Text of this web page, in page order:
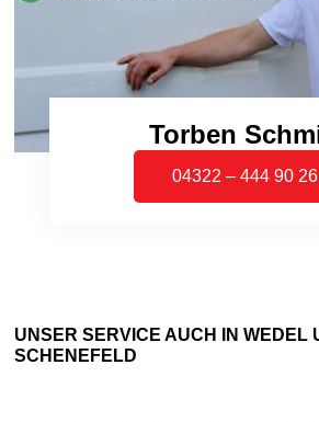
Torben
04322 – 444 90 26
UNSER SERVICE AUCH IN WEDEL
SCHENEFELD